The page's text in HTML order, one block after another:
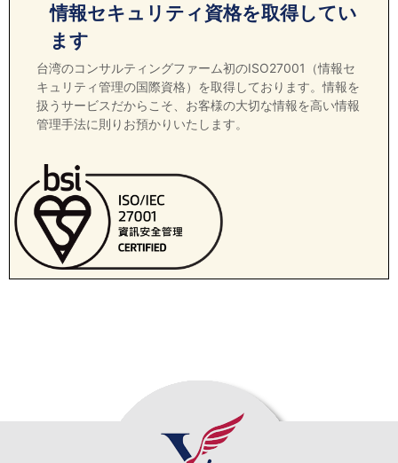
情報セキュリティ資格を取得してい
ます
台湾のコンサルティングファーム初のISO27001（情報セ
キュリティ管理の国際資格）を取得しております。情報を
扱うサービスだからこそ、お客様の大切な情報を高い情報
管理手法に則りお預かりいたします。